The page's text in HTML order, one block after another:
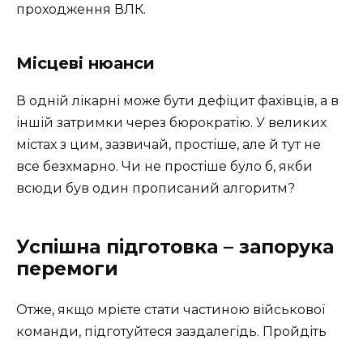
проходження ВЛК.
Місцеві нюанси
В одній лікарні може бути дефіцит фахівців, а в
іншій затримки через бюрократію. У великих
містах з цим, зазвичай, простіше, але й тут не
все безхмарно. Чи не простіше було б, якби
всюди був один прописаний алгоритм?
Успішна підготовка – запорука
перемоги
Отже, якщо мрієте стати частиною військової
команди, підготуйтеся заздалегідь. Пройдіть